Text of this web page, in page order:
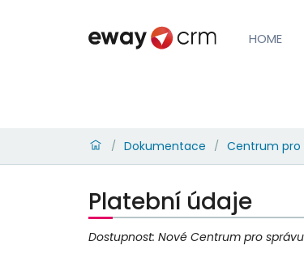
HOME
/ Dokumentace / Centrum pro
Platební údaje
Dostupnost: Nové Centrum pro